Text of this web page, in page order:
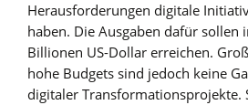
Herausforderungen digitale
haben. Die Ausgaben dafür sollen
Billionen US-Dollar erreichen.
hohe Budgets sind jedoch keine
digitaler Transformationsprojekte.